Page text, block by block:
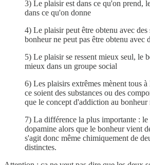
3) Le plaisir est dans ce qu'on prend,
dans ce qu'on donne
4) Le plaisir peut être obtenu avec des
bonheur ne peut pas être obtenu avec
5) Le plaisir se ressent mieux seul, le
mieux dans un groupe social
6) Les plaisirs extrêmes mènent tous
ce soient des substances ou des
que le concept d'addiction au bonheur
7) La différence la plus importante :
dopamine alors que le bonheur vient
s'agit donc même chimiquement de
distinctes.